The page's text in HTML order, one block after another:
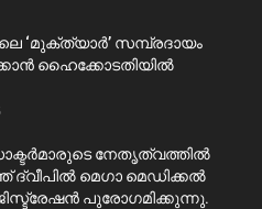
‘മുക്ത്യാർ’ സമ്പ്രദായം
ഹൈക്കോടതിയിൽ
നേതൃത്വത്തിൽ
മെഗാ മെഡിക്കൽ
പുരോഗമിക്കുന്നു.